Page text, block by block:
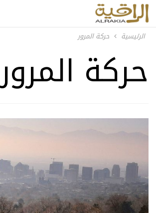
الرئيسية حركة المرور
حركة المرور